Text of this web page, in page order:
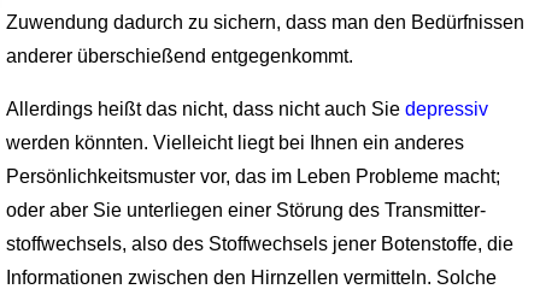
Zuwendung dadurch zu sichern, dass man den Bedürfnissen
anderer überschießend entgegenkommt.
Allerdings heißt das nicht, dass nicht auch Sie depressiv
werden könn­ten. Vielleicht liegt bei Ihnen ein anderes
Persönlichkeitsmuster vor, das im Leben Probleme macht;
oder aber Sie unterliegen einer Störung des Transmitter­
stoffwechsels, also des Stoffwechsels jener Botenstoffe, die
Informationen zwischen den Hirnzellen vermitteln. Solche